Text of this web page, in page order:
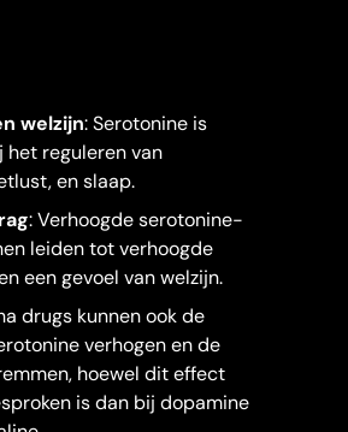
welzijn: Serotonine is
het reguleren van
en slaap.
: Verhoogde serotonine-
leiden tot verhoogde
een gevoel van welzijn.
drugs kunnen ook de
verhogen en de
hoewel dit effect
is dan bij dopamine